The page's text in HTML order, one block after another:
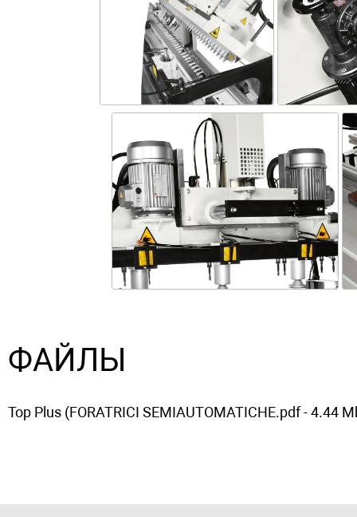
ФАЙЛЫ
Top Plus (FORATRICI SEMIAUTOMATICHE.pdf - 4.44